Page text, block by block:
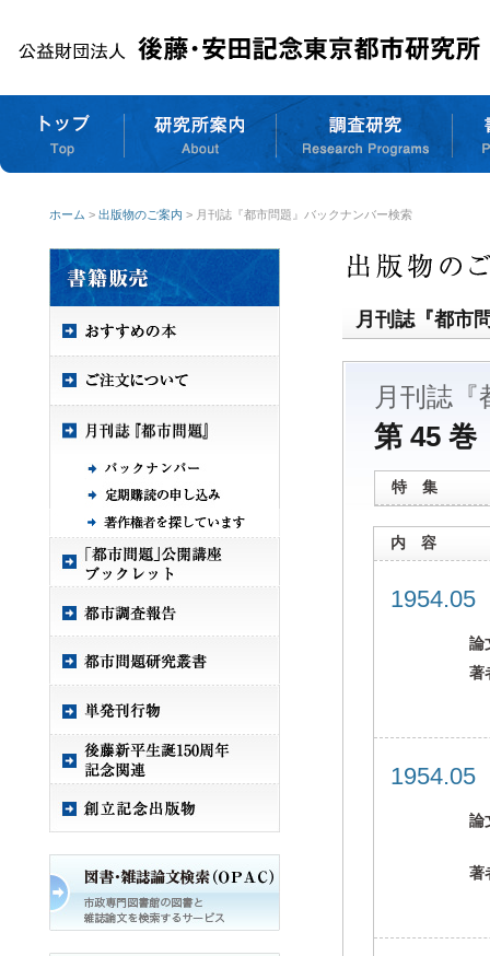
ホーム > 出版物のご案内 > 月刊誌『都市問題』バックナンバー検索
月刊誌『都市
月刊誌『
第 45
特 集
内 容
論
著
論
著